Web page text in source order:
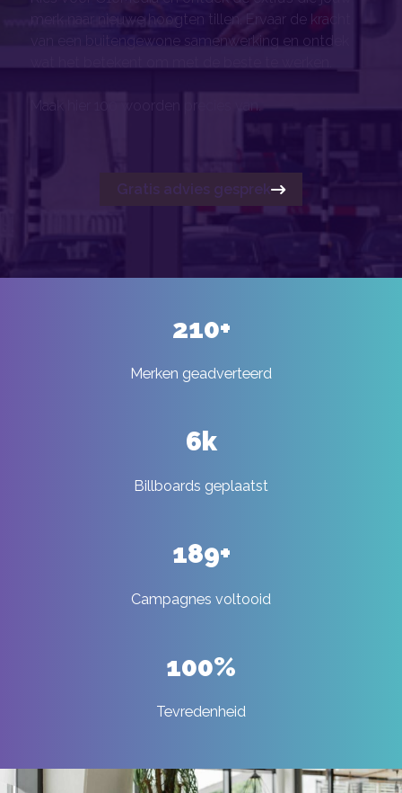
merk naar nieuwe hoogten tillen. Ervaar de kracht
van een buitengewone samenwerking en ontdek
Maak hier 100 woorden precies van.
Gratis advies gesprek
210+
Merken geadverteerd
6k
Billboards geplaatst
189+
Campagnes voltooid
100%
Tevredenheid